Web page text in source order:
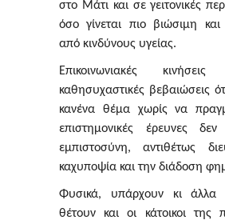
στο Μάτι και σε γειτονικές
όσο γίνεται πιο βιώσιμη
από κινδύνους υγείας.
Επικοινωνιακές
καθησυχαστικές βεβαιώσεις
κανένα θέμα χωρίς να
επιστημονικές έρευνες δεν
εμπιστοσύνη, αντιθέτως
καχυποψία και την διάδοση
Φυσικά, υπάρχουν κι άλλα
θέτουν και οι κάτοικοι της